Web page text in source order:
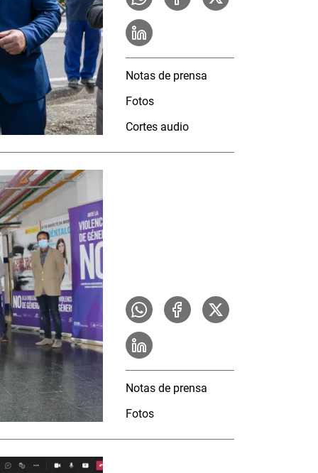
Notas de prensa
Fotos
Cortes audio
Notas de prensa
Fotos